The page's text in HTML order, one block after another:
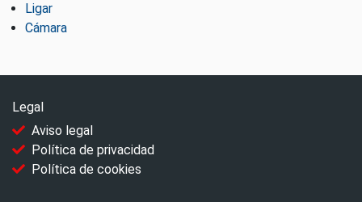
Ligar
Cámara
Legal
Aviso legal
Política de privacidad
Política de cookies